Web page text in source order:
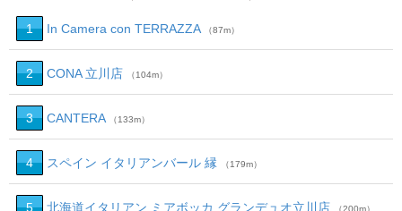
1 In Camera con TERRAZZA （87m）
2 CONA 立川店 （104m）
3 CANTERA （133m）
4 スペイン イタリアンバール 縁 （179m）
5 北海道イタリアン ミアボッカ グランデュオ立川店 （200m）